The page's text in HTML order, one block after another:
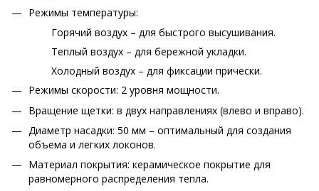
Режимы температуры:
Горячий воздух – для быстрого высушивания.
Теплый воздух – для бережной укладки.
Холодный воздух – для фиксации прически.
Режимы скорости: 2 уровня мощности.
Вращение щетки: в двух направлениях (влево и вправо).
Диаметр насадки: 50 мм – оптимальный для создания
объема и легких локонов.
Материал покрытия: керамическое покрытие для
равномерного распределения тепла.